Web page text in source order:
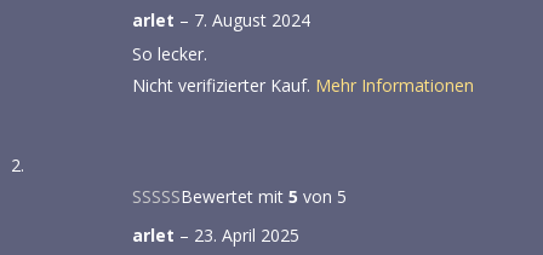
arlet – 7. August 2024
So lecker.
Nicht verifizierter Kauf. Mehr Informationen
Bewertet mit 5 von 5
arlet – 23. April 2025